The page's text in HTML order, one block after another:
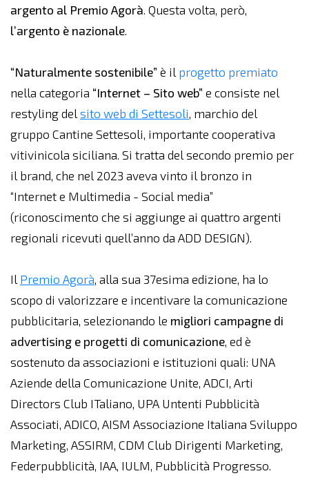
argento al Premio Agorà. Questa volta, però,
l’argento è nazionale.
“Naturalmente sostenibile” è il progetto premiato
nella categoria “Internet – Sito web” e consiste nel
restyling del sito web di Settesoli, marchio del
gruppo Cantine Settesoli, importante cooperativa
vitivinicola siciliana. Si tratta del secondo premio per
il brand, che nel 2023 aveva vinto il bronzo in
“Internet e Multimedia - Social media”
(riconoscimento che si aggiunge ai quattro argenti
regionali ricevuti quell’anno da ADD DESIGN).
Il Premio Agorà, alla sua 37esima edizione, ha lo
scopo di valorizzare e incentivare la comunicazione
pubblicitaria, selezionando le migliori campagne di
advertising e progetti di comunicazione, ed è
sostenuto da associazioni e istituzioni quali: UNA
Aziende della Comunicazione Unite, ADCI, Arti
Directors Club ITaliano, UPA Untenti Pubblicità
Associati, ADICO, AISM Associazione Italiana Sviluppo
Marketing, ASSIRM, CDM Club Dirigenti Marketing,
Federpubblicità, IAA, IULM, Pubblicità Progresso.